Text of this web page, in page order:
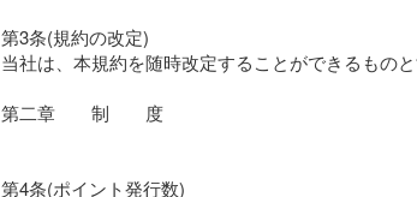
第3条(規約の改定)
当社は、本規約を随時改定することができるものと
第二章 制 度
第4条(ポイント発行数)